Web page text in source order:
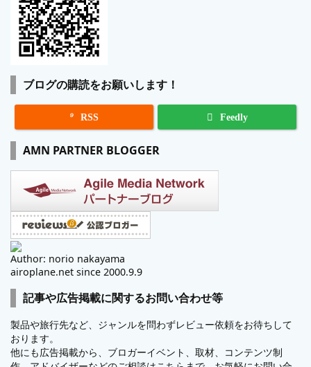
ブログの購読をお願いします！
 RSS Feedly
AMN PARTNER BLOGGER
Author: norio nakayama
airoplane.net since 2000.9.9
記事や広告掲載に関するお問い合わせ等
製品や旅行先など、ジャンルを問わずレビュー依頼をお待ちして
おります。
他にも広告掲載から、ブロガーイベント、取材、コンテンツ制